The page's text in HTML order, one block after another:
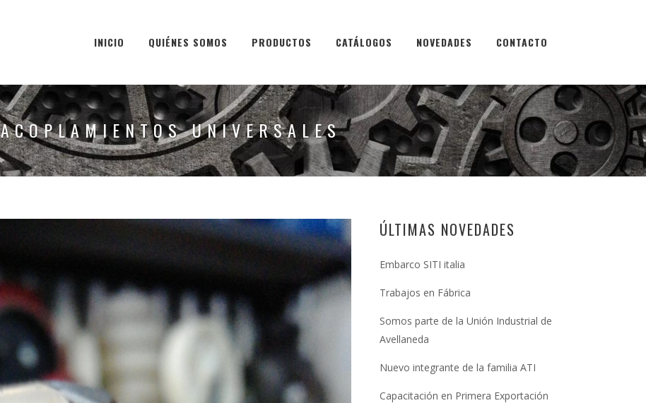
INICIO QUIÉNES SOMOS PRODUCTOS CATÁLOGOS NOVEDADES CONTACTO
ACOPLAMIENTOS UNIVERSALES
ÚLTIMAS NOVEDADES
Embarco SITI italia
Trabajos en Fábrica
Somos parte de la Unión Industrial de
Avellaneda
Nuevo integrante de la familia ATI
Capacitación en Primera Exportación